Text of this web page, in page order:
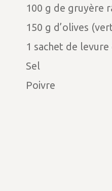
100 g de gruyère
150 g d’olives
1 sachet de levure
Sel
Poivre